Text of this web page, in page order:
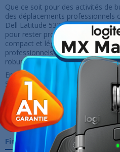
Que ce soit pour des activités de
des déplacements professionnels
Dell Latitude 5330 G12 offre la
pour rester productif en toutes
compact et léger en fait un
professionnels en déplacement,
robuste garantit une durabilité à
En plus de ses performances
5330 G12 est doté de
protéger vos données sensibles
sa connectivité étendue vous
périphériques, réseaux et
flexibilité et une productivité
Fiche technique